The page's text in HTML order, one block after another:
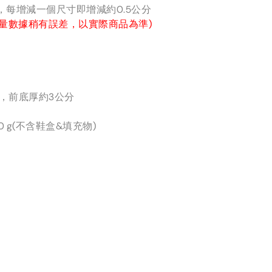
每增減一個尺寸即增減約0.5公分
數據稍有誤差，以實際商品為準)
前底厚約3公分
g(不含鞋盒&填充物)